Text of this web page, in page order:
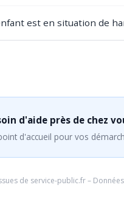
est en situation de
d'aide près de chez
d'accueil pour vos
de service-public.fr–